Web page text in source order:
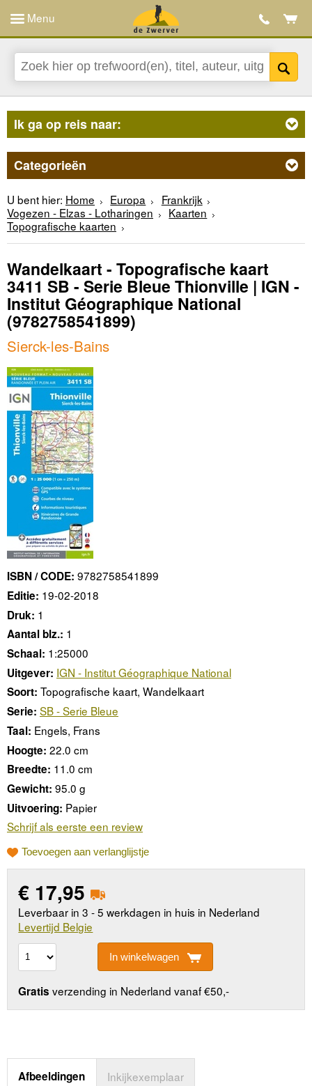
Menu
Ik ga op reis naar:
Categorieën
U bent hier: Home Europa
Frankrijk
Vogezen - Elzas - Lotharingen
Kaarten
Topografische kaarten
Wandelkaart - Topografische kaart
3411 SB - Serie Bleue Thionville | IGN -
Institut Géographique National
(9782758541899)
Sierck-les-Bains
ISBN / CODE: 9782758541899
Editie: 19-02-2018
Druk: 1
Aantal blz.: 1
Schaal: 1:25000
Uitgever: IGN - Institut Géographique National
Soort: Topografische kaart, Wandelkaart
Serie: SB - Serie Bleue
Taal: Engels, Frans
Hoogte: 22.0 cm
Breedte: 11.0 cm
Gewicht: 95.0 g
Uitvoering: Papier
Schrijf als eerste een review
Toevoegen aan verlanglijstje
€ 17,95
Leverbaar in 3 - 5 werkdagen in huis in Nederland
Levertijd Belgie
In winkelwagen
Gratis verzending in Nederland vanaf €50,-
Afbeeldingen Inkijkexemplaar